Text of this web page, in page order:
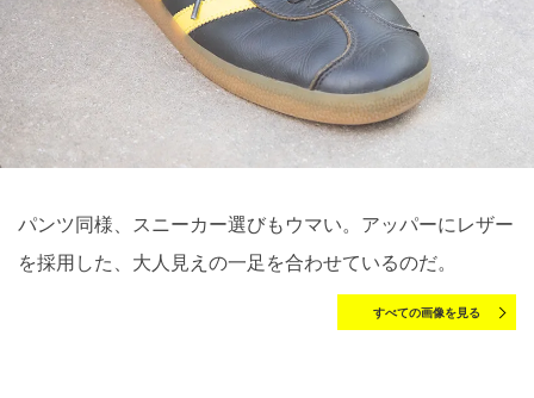
パンツ同様、スニーカー選びもウマい。アッパーにレザー
を採用した、大人見えの一足を合わせているのだ。
すべての画像を見る